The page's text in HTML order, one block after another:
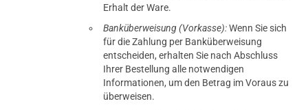
Erhalt der Ware.
Banküberweisung (Vorkasse):Wenn Sie sich
für die Zahlung per Banküberweisung
entscheiden, erhalten Sie nach Abschluss
Ihrer Bestellung alle notwendigen
Informationen, um den Betrag im Voraus zu
überweisen.